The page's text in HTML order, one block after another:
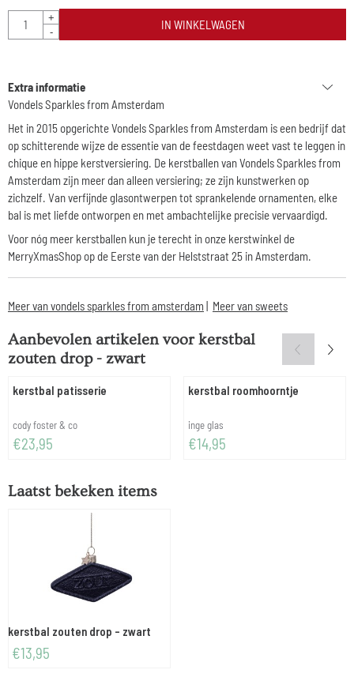
Aantal
+
-
IN WINKELWAGEN
Extra informatie
Vondels Sparkles from Amsterdam
Het in 2015 opgerichteVondels Sparkles from Amsterdam is een bedrijf dat
op schitterende wijze de essentie van de feestdagen weet vast te leggen in
chique en hippe kerstversiering. De kerstballen van Vondels Sparkles from
Amsterdam zijn meer dan alleen versiering; ze zijn kunstwerken op
zichzelf. Van verfijnde glasontwerpen tot sprankelende ornamenten, elke
bal is met liefde ontworpen en met ambachtelijke precisie vervaardigd.
Voor nóg meer kerstballen kun je terecht in onze kerstwinkel de
MerryXmasShop op de Eerste van der Helststraat 25 in Amsterdam.
Meer van vondels sparkles from amsterdam | Meer van sweets
Aanbevolen artikelen voorkerstbal
zouten drop - zwart
kerstbal patisserie
Merk:
cody foster & co
Prijs: 23,95
€23,95
kerstbal roomhoorntje
Merk:
inge glas
Prijs: 14,95
€14,95
Laatst bekeken items
kerstbal zouten drop - zwart
€13,95